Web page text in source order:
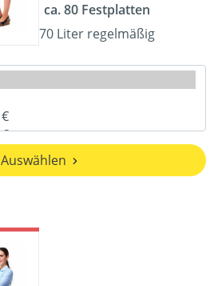
ca. 80 Festplatten
70 Liter regelmäßig
Auswählen